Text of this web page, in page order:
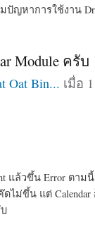
ปัญหาการใช้งาน
Module ครับ
Oat Bin... เมื่อ
แล้วขึ้น Error ตาม
ไม่ขึ้น แต่